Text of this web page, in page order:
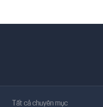
Tất cả chuyên mục